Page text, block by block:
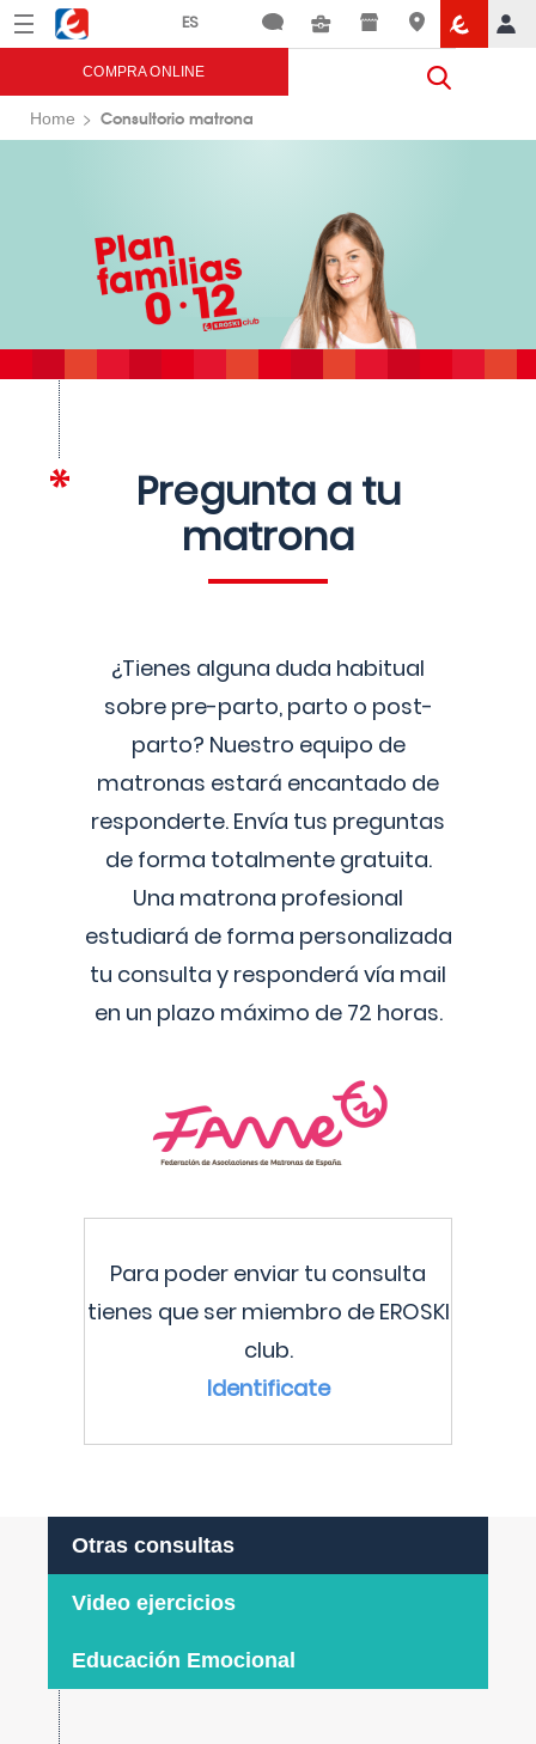
Menú Eroski
COMPRA ONLINE
Home Consultorio matrona
Pregunta a tu
matrona
¿Tienes alguna duda habitual
sobre pre-parto, parto o post-
parto? Nuestro equipo de
matronas estará encantado de
responderte. Envía tus preguntas
de forma totalmente gratuita.
Una matrona profesional
estudiará de forma personalizada
tu consulta y responderá vía mail
en un plazo máximo de 72 horas.
Para poder enviar tu consulta
tienes que ser miembro de EROSKI
club.
Identificate
Otras consultas
Video ejercicios
Educación Emocional